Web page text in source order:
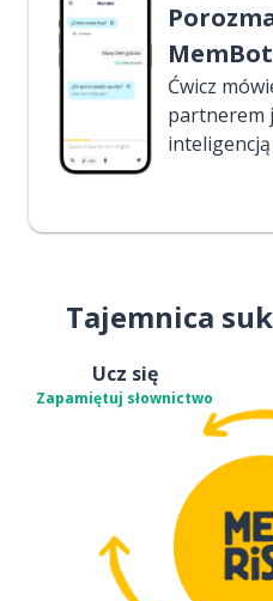
Ćwicz
partnerem
inteligencją
Tajemnica
Ucz się
Zapamiętuj słownictwo